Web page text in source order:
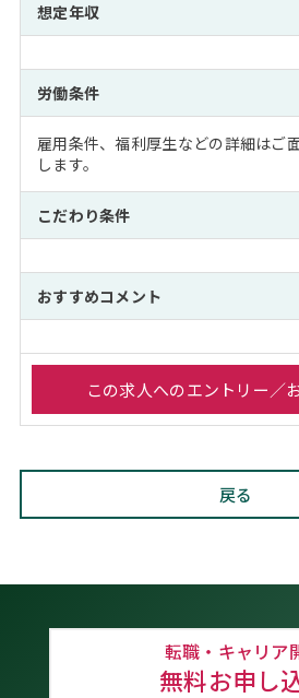
想定年収
労働条件
雇用条件、福利厚生などの詳細はご
します。
こだわり条件
おすすめコメント
この求人へのエントリー／
戻る
転職・キャリア
無料お申し